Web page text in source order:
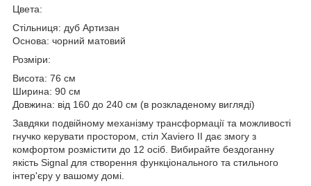
Цвета:
Стільниця: дуб Артизан
Основа: чорний матовий
Розміри:
Висота: 76 см
Ширина: 90 см
Довжина: від 160 до 240 см (в розкладеному вигляді)
Завдяки подвійному механізму трансформації та можливості
гнучко керувати простором, стіл Xaviero II дає змогу з
комфортом розмістити до 12 осіб. Вибирайте бездоганну
якість Signal для створення функціонального та стильного
інтер'єру у вашому домі.